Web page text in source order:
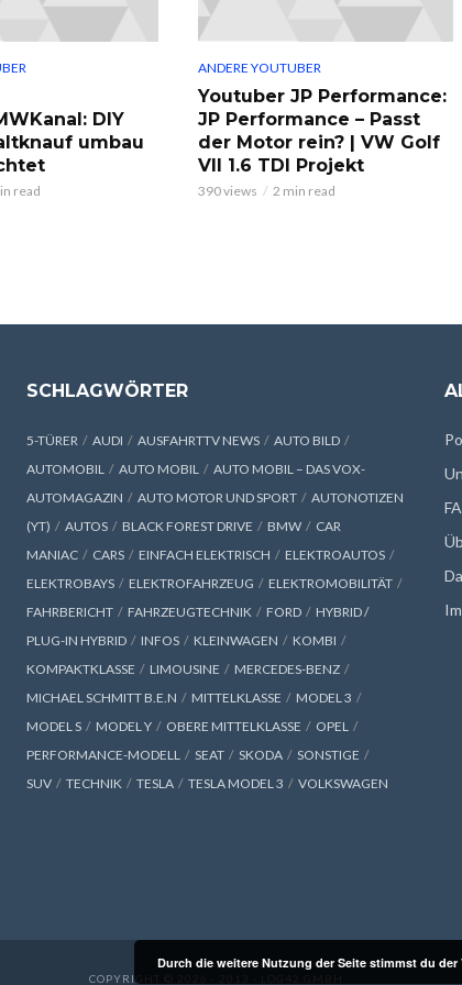
DIY
umbau
read
ANDERE YOUTUBER
Youtuber JP Performance:
JP Performance – Passt
der Motor rein? | VW Golf
VII 1.6 TDI Projekt
390 views 2 min read
SCHLAGWÖRTER
5-TÜRER AUDI AUSFAHRTTV NEWS
AUTO BILD
AUTOMOBIL
AUTO MOBIL
AUTO MOBIL – DAS VOX-
AUTOMAGAZIN
AUTO MOTOR UND SPORT
AUTONOTIZEN
(YT)
AUTOS BLACK FOREST DRIVE BMW
CAR
MANIAC
CARS EINFACH ELEKTRISCH
ELEKTROAUTOS
ELEKTROBAYS
ELEKTROFAHRZEUG
ELEKTROMOBILITÄT
FAHRBERICHT
FAHRZEUGTECHNIK FORD
HYBRID /
PLUG-IN HYBRID
INFOS KLEINWAGEN
KOMBI
KOMPAKTKLASSE
LIMOUSINE
MERCEDES-BENZ
MICHAEL SCHMITT B.E.N
MITTELKLASSE
MODEL 3
MODEL S
MODEL Y OBERE MITTELKLASSE
OPEL
PERFORMANCE-MODELL
SEAT SKODA
SONSTIGE
SUV
TECHNIK TESLA TESLA MODEL 3 VOLKSWAGEN
COPYRIGHT © 2026 - 2013 - LOG42 GMBH
Durch die weitere Nutzung der Seite stimmst du